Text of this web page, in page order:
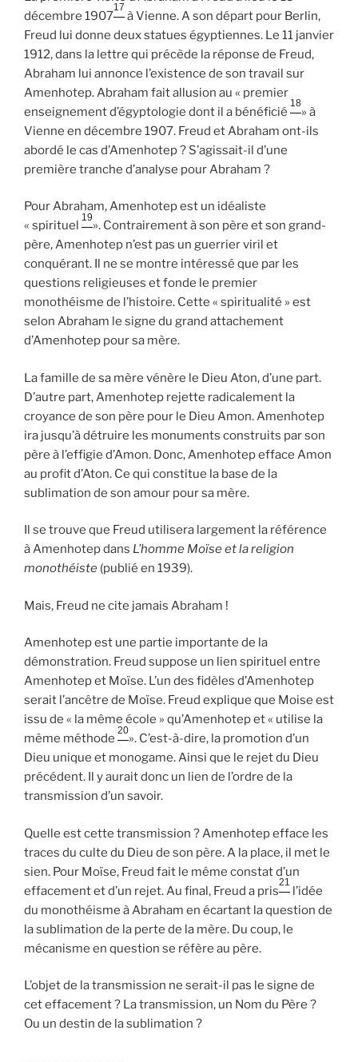
décembre 1907
17
à Vienne. A son départ pour Berlin,
Freud lui donne deux statues égyptiennes. Le 11 janvier
1912, dans la lettre qui précède la réponse de Freud,
Abraham lui annonce l’existence de son travail sur
Amenhotep. Abraham fait allusion au « premier
enseignement d’égyptologie dont il a bénéficié
18
» à
Vienne en décembre 1907. Freud et Abraham ont-ils
abordé le cas d’Amenhotep ? S’agissait-il d’une
première tranche d’analyse pour Abraham ?
Pour Abraham, Amenhotep est un idéaliste
« spirituel
19
». Contrairement à son père et son grand-
père, Amenhotep n’est pas un guerrier viril et
conquérant. Il ne se montre intéressé que par les
questions religieuses et fonde le premier
monothéisme de l’histoire. Cette « spiritualité » est
selon Abraham le signe du grand attachement
d’Amenhotep pour sa mère.
La famille de sa mère vénère le Dieu Aton, d’une part.
D’autre part, Amenhotep rejette radicalement la
croyance de son père pour le Dieu Amon. Amenhotep
ira jusqu’à détruire les monuments construits par son
père à l’effigie d’Amon. Donc, Amenhotep efface Amon
au profit d’Aton. Ce qui constitue la base de la
sublimation de son amour pour sa mère.
Il se trouve que Freud utilisera largement la référence
à Amenhotep dans L’homme Moïse et la religion
monothéiste (publié en 1939).
Mais, Freud ne cite jamais Abraham !
Amenhotep est une partie importante de la
démonstration. Freud suppose un lien spirituel entre
Amenhotep et Moïse. L’un des fidèles d’Amenhotep
serait l’ancêtre de Moïse. Freud explique que Moise est
issu de « la même école » qu’Amenhotep et « utilise la
même méthode
20
». C’est-à-dire, la promotion d’un
Dieu unique et monogame. Ainsi que le rejet du Dieu
précédent. Il y aurait donc un lien de l’ordre de la
transmission d’un savoir.
Quelle est cette transmission ? Amenhotep efface les
traces du culte du Dieu de son père. A la place, il met le
sien. Pour Moïse, Freud fait le même constat d’un
effacement et d’un rejet. Au final, Freud a pris
21
l’idée
du monothéisme à Abraham en écartant la question de
la sublimation de la perte de la mère. Du coup, le
mécanisme en question se réfère au père.
L’objet de la transmission ne serait-il pas le signe de
cet effacement ? La transmission, un Nom du Père ?
Ou un destin de la sublimation ?